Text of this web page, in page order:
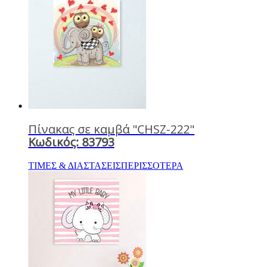
Πίνακας σε καμβά "CHSZ-222"
Κωδικός: 83793
ΤΙΜΕΣ & ΔΙΑΣΤΑΣΕΙΣΠΕΡΙΣΣΟΤΕΡΑ